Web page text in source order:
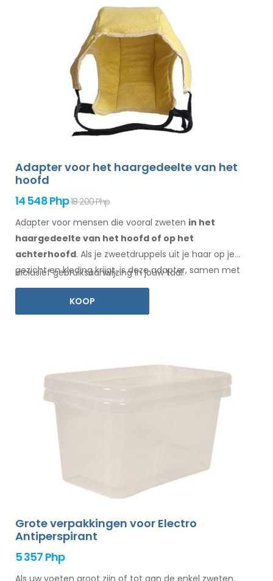
Adapter voor het haargedeelte van het
hoofd
14 548 Php18 200 Php
Adapter voor mensen die vooral zweten in het
haargedeelte van het hoofd of op het
achterhoofd. Als je zweetdruppels uit je haar op je
gezichten kledingkrijgt, is deze adapter, samen met
Electro Antiperspirant Forte of Electro Antiperspirant
ELITE, iets voor jou.
Inclusief gebruiksaanwijzing in jouw taal.
KOOP
Grote verpakkingen voor Electro
Antiperspirant
5 357 Php
Als uw voeten groot zijn of tot aan de enkel zweten.